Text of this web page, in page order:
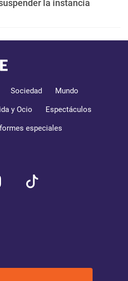
la instancia
Sociedad Mundo
y Ocio Espectáculos
especiales